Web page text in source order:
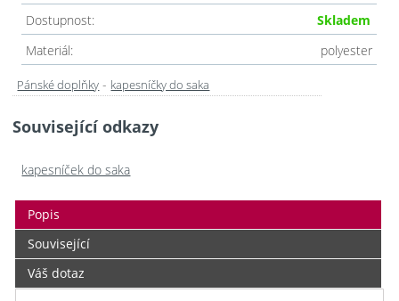
Dostupnost:
Skladem
Materiál:
polyester
Pánské doplňky - kapesníčky do saka
Související odkazy
kapesníček do saka
Popis
Související
Váš dotaz